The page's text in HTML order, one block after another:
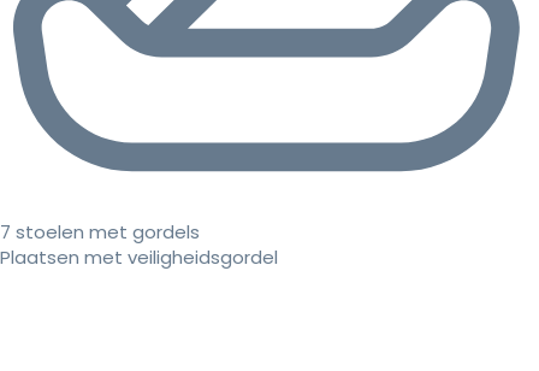
7 stoelen met gordels
Plaatsen met veiligheidsgordel